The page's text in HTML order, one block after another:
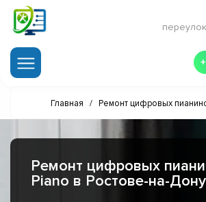
Главная / Ремонт цифровых
Ремонт цифровых
Piano в Ростове-на-Дону